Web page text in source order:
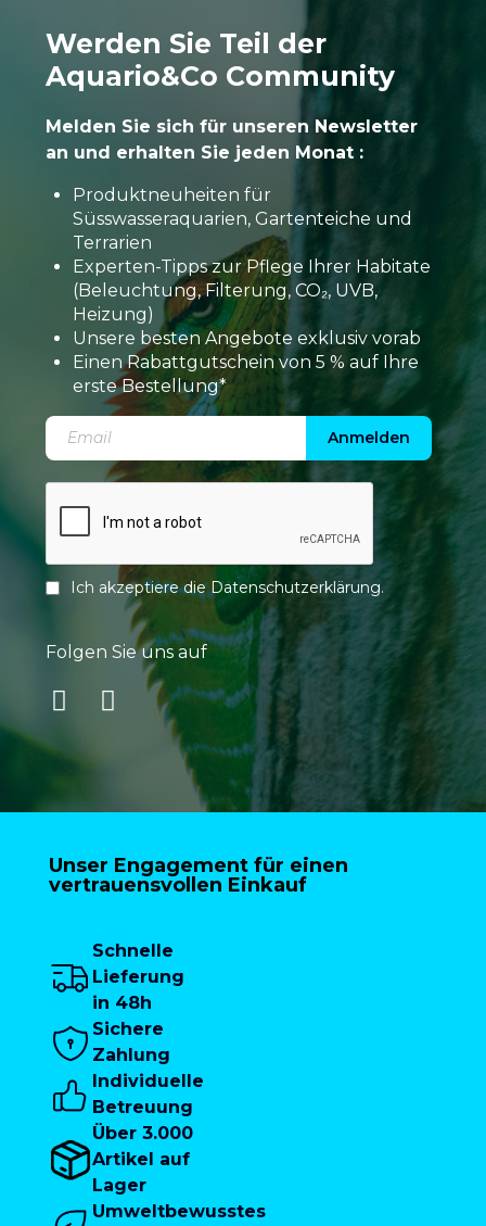
Werden Sie Teil der
Aquario&Co Community
Melden Sie sich für unseren Newsletter
an und erhalten Sie jeden Monat :
Produktneuheiten für
Süsswasseraquarien, Gartenteiche und
Terrarien
Experten-Tipps zur Pflege Ihrer Habitate
(Beleuchtung, Filterung, CO₂, UVB,
Heizung)
Unsere besten Angebote exklusiv vorab
Einen Rabattgutschein von 5 % auf Ihre
erste Bestellung*
Anmelden
Ich akzeptiere dieDatenschutzerklärung.
Folgen Sie uns auf
Unser Engagement für einen
vertrauensvollen Einkauf
Schnelle
Lieferung
in 48h
Sichere
Zahlung
Individuelle
Betreuung
Über 3.000
Artikel auf
Lager
Umweltbewusstes